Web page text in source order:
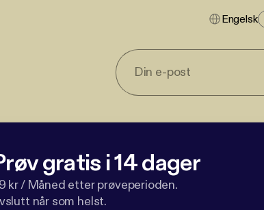
Engelsk
gratis i 14 dager
kr / Måned etter prøveperioden.
når som helst.